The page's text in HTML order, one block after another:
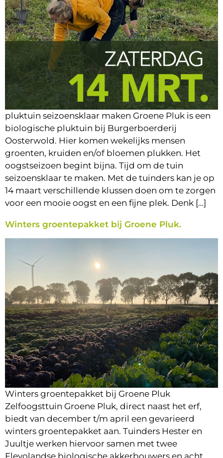
pluktuin seizoensklaar maken Groene Pluk is een
biologische pluktuin bij Burgerboerderij
Oosterwold. Hier komen wekelijks mensen
groenten, kruiden en/of bloemen plukken. Het
oogstseizoen begint bijna. Tijd om de tuin
seizoensklaar te maken. Met de tuinders kan je op
14 maart verschillende klussen doen om te zorgen
voor een mooie oogst en een fijne plek. Denk […]
Winters groentepakket bij Groene Pluk.
Winters groentepakket bij Groene Pluk
Zelfoogsttuin Groene Pluk, direct naast het erf,
biedt van december t/m april een gevarieerd
winters groentepakket aan. Tuinders Hester en
Juultje werken hiervoor samen met twee
Flevolandse biologische akkerbouwers en acht